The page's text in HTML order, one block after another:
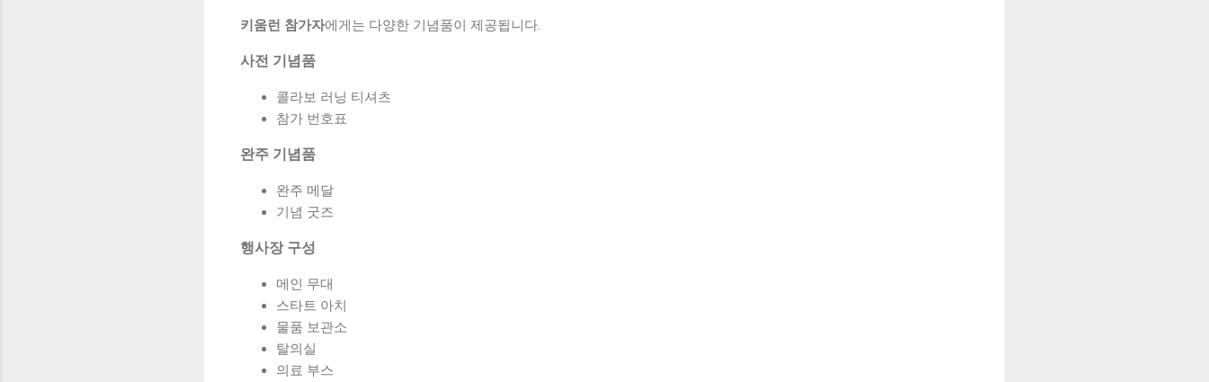
키움런 참가자에게는 다양한 기념품이 제공됩니다.
사전 기념품
콜라보 러닝 티셔츠
참가 번호표
완주 기념품
완주 메달
기념 굿즈
행사장 구성
메인 무대
스타트 아치
물품 보관소
탈의실
의료 부스